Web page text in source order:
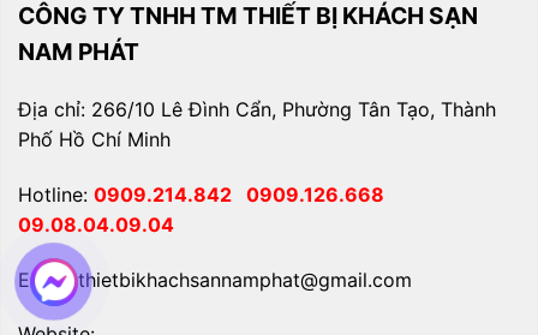
CÔNG TY TNHH TM THIẾT BỊ KHÁCH SẠN
NAM PHÁT
Địa chỉ: 266/10 Lê Đình Cẩn, Phường Tân Tạo, Thành
Phố Hồ Chí Minh
Hotline: 0909.214.842 0909.126.668
09.08.04.09.04
Email: thietbikhachsannamphat@gmail.com